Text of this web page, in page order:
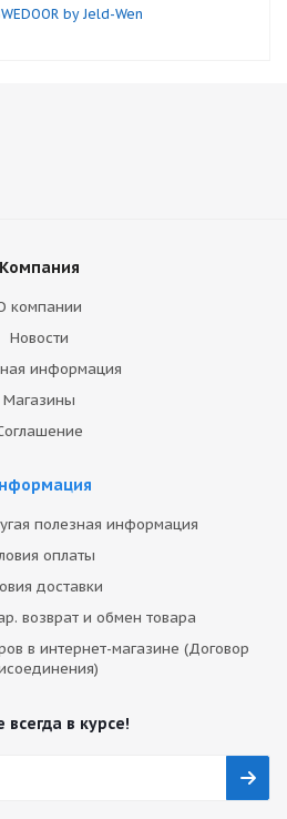
by Jeld-Wen
Компания
компании
Новости
информация
Магазины
полезная информация
оплаты
доставки
возврат и обмен товара
в интернет-магазине (Договор
всегда в курсе!